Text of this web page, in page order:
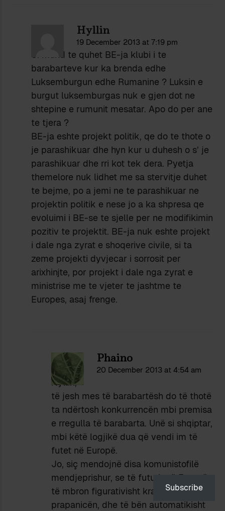
Hyllin
19 December 2013 at 7:19 pm
Si mund te quhet BE-ja klubi i te
barabarteve kur ka brenda edhe
Luksemburgun edhe Rumanine ? Luksin e
burgut luksemburgas nuk e gjen dot ne
shtepine e rumunit mesatar. Apo do per ane
te tjera ?
BE-ja eshte projekt politik, qe do te thote o
je parashikuar dhe hyn kur u duhesh o s’ je
parashikuar dhe rri kot tek dera. Pyetja
themelore nuk lidhet me sa stervitje duhet
te bejme, po a jemi ne te parashikuar ne
projektin politik e nese jo a ka shpresa qe
evoluimi i BE-se te sjelle per ne modifikimin
pozitiv te projektit. BE-ja nuk eshte projekt
i dale nga zyrat e shoqerive civile, si ta
zeme projekti dyvjecar i sorrosit per
arixhinjte, por projekt i dale nga zyrat e
ministrise me te vjeter te jashtme te
Europes, asaj frenge.
Phaino
20 December 2013 at 4:54 am
Hyllin,
të jesh mes të barabartësh do të thotë
ta ndërtosh konkurrencën mbi premisa
e rregulla të barabarta. Unë si shqiptar,
mbi këtë logjikë dua që vendi im të
futet në Europë.
Jo, siç mendojnë disa komunistofilë
mendjeprishur, se të futurit në Europë
të mbron figurativisht krahët apo
prapanicën, dhe të bën automatikisht
Subscribe